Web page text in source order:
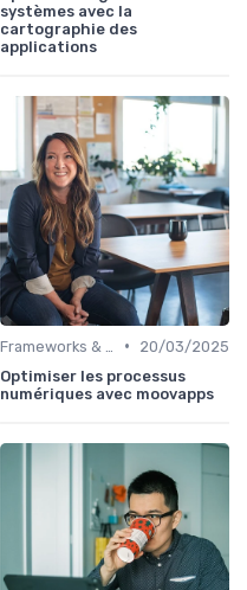
systèmes avec la
cartographie des
applications
•
20/03/2025
Optimiser les processus
numériques avec moovapps